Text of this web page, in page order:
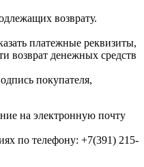
возврату.
платежные реквизиты,
возврат денежных средств
покупателя,
на электронную почту
по телефону: +7(391) 215-